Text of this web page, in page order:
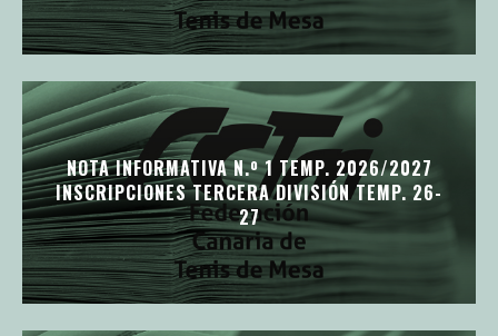
NOTA INFORMATIVA N.º 1 TEMP. 2026/2027
INSCRIPCIONES TERCERA DIVISIÓN TEMP. 26-
27